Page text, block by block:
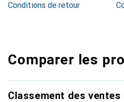
Conditions de retour
Comparer les
Classement des ventes